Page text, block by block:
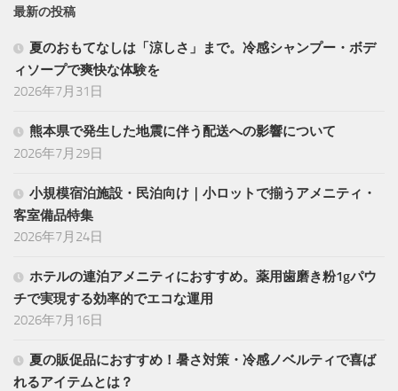
最新の投稿
夏のおもてなしは「涼しさ」まで。冷感シャンプー・ボデ
ィソープで爽快な体験を
2026年7月31日
熊本県で発生した地震に伴う配送への影響について
2026年7月29日
小規模宿泊施設・民泊向け｜小ロットで揃うアメニティ・
客室備品特集
2026年7月24日
ホテルの連泊アメニティにおすすめ。薬用歯磨き粉1gパウ
チで実現する効率的でエコな運用
2026年7月16日
夏の販促品におすすめ！暑さ対策・冷感ノベルティで喜ば
れるアイテムとは？